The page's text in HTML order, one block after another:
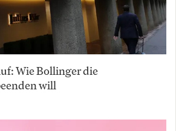
Wie Bollinger die
will